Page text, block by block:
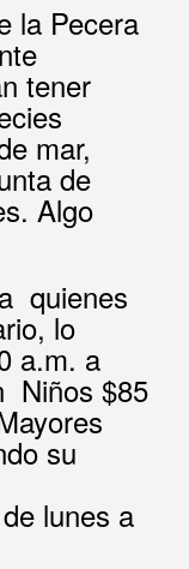
la Pecera
tener
mar,
de
Algo
quienes
lo
a.m. a
Niños $85
su
lunes a